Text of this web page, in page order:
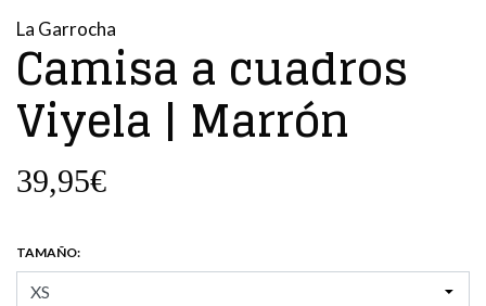
La Garrocha
Camisa a cuadros
Viyela | Marrón
39,95€
TAMAÑO: